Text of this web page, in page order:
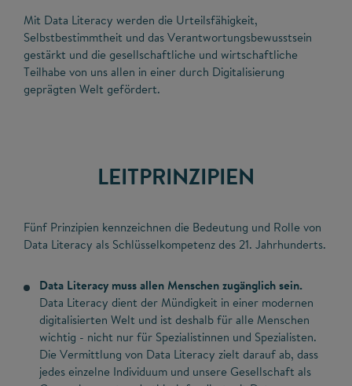
Mit Data Literacy werden die Urteilsfähigkeit,
Selbstbestimmtheit und das Verantwortungsbewusstsein
gestärkt und die gesellschaftliche und wirtschaftliche
Teilhabe von uns allen in einer durch Digitalisierung
geprägten Welt gefördert.
LEITPRINZIPIEN
Fünf Prinzipien kennzeichnen die Bedeutung und Rolle von
Data Literacy als Schlüsselkompetenz des 21. Jahrhunderts.
Data Literacy muss allen Menschen zugänglich sein.
Data Literacy dient der Mündigkeit in einer modernen
digitalisierten Welt und ist deshalb für alle Menschen
wichtig - nicht nur für Spezialistinnen und Spezialisten.
Die Vermittlung von Data Literacy zielt darauf ab, dass
jedes einzelne Individuum und unsere Gesellschaft als